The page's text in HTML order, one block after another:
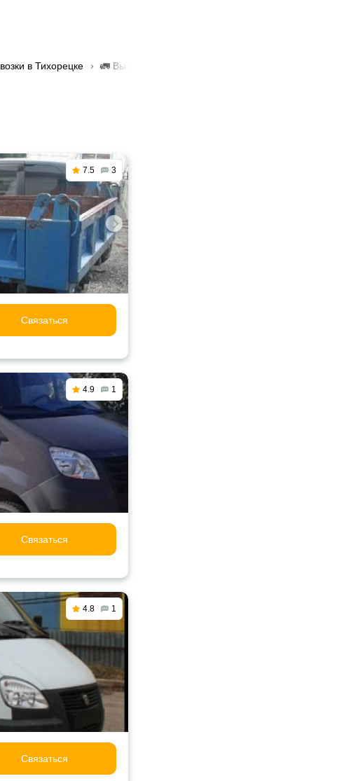
в Тихорецке 🚛 Вывоз металлолома в Тихорецке
7.5 3
Связаться
4.9 1
Связаться
4.8 1
Связаться